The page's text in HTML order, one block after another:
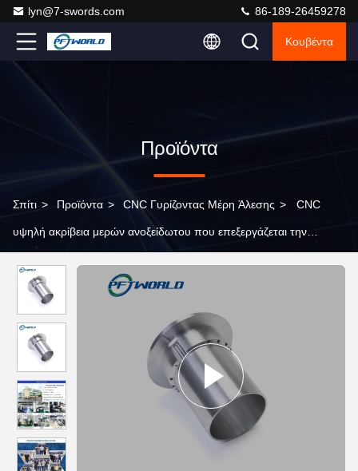
lyn@7-swords.com 86-189-26459278
Κουβέντα
Προϊόντα
Σπίτι > Προϊόντα > CNC Γυρίζοντας Μέρη Άλεσης > CNC
υψηλή ακρίβεια μερών ανοξείδωτου που επεξεργάζεται την